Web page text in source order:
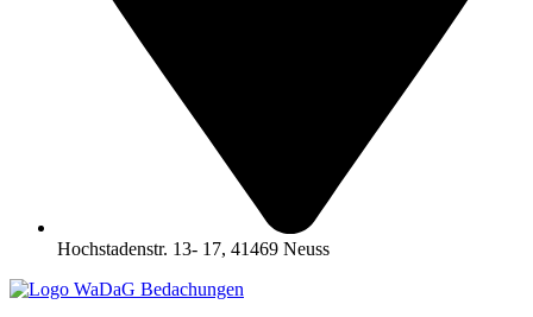
Hochstadenstr. 13- 17, 41469 Neuss